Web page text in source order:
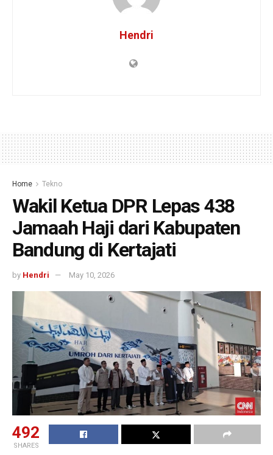
Hendri
Home Tekno
Wakil Ketua DPR Lepas 438
Jamaah Haji dari Kabupaten
Bandung di Kertajati
by Hendri May 10, 2026
492
SHARES